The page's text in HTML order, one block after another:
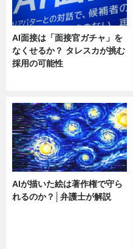
AI面接は「面接官ガチャ」を
なくせるか？ タレスカが挑む
採用の可能性
AIが描いた絵は著作権で守ら
れるのか？│弁護士が解説